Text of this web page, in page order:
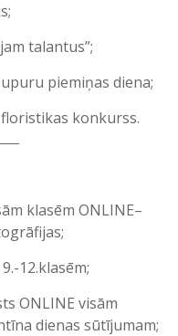
talantus”;
piemiņas diena;
konkurss.
klasēm ONLINE–
12.klasēm;
ONLINE visām
dienas sūtījumam;